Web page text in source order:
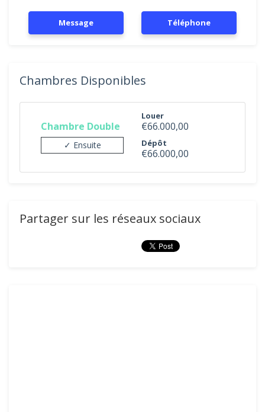
Message Téléphone
Chambres Disponibles
Chambre Double
✓ Ensuite
Louer
€66.000,00
Dépôt
€66.000,00
Partager sur les réseaux sociaux